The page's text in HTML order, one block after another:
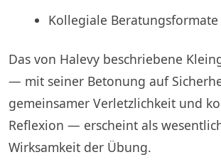
Kollegiale Beratungsformate
Das von Halevy beschriebene
— mit seiner Betonung auf
gemeinsamer Verletzlichkeit und
Reflexion — erscheint als
Wirksamkeit der Übung.